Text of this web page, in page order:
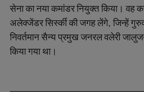
सेनाकानयाकमांडरनियुक्तकिया। वह
अलेक्जेंडरसिर्स्कीकीजगहलेंगे, जिन्हें
निवर्तमानसैन्यप्रमुखजनरलवलेरी
कियागया था।